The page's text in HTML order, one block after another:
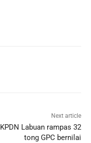
Next article
KPDN Labuan rampas 32
tong GPC bernilai